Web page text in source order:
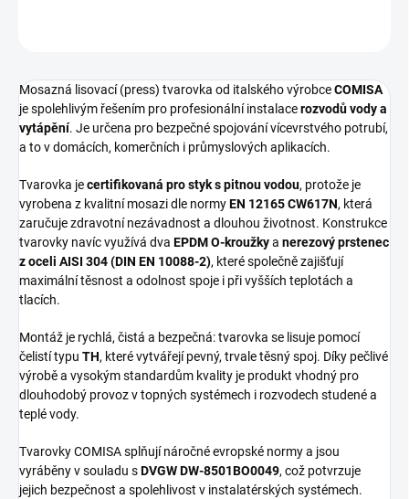
Mosazná lisovací (press) tvarovka od italského výrobceCOMISA
je spolehlivým řešením pro profesionální instalacerozvodů vody a
vytápění. Je určena pro bezpečné spojování vícevrstvého potrubí,
a to v domácích, komerčních i průmyslových aplikacích.
Tvarovka jecertifikovaná pro styk s pitnou vodou, protože je
vyrobena z kvalitní mosazi dle normyEN 12165 CW617N, která
zaručuje zdravotní nezávadnost a dlouhou životnost. Konstrukce
tvarovky navíc využívá dva EPDM O-kroužkya nerezový prstenec
z oceli AISI 304 (DIN EN 10088-2), které společně zajišťují
maximální těsnost a odolnost spoje i při vyšších teplotách a
tlacích.
Montáž je rychlá, čistá a bezpečná: tvarovka se lisuje pomocí
čelistí typu TH, které vytvářejí pevný, trvale těsný spoj. Díky pečlivé
výrobě a vysokým standardům kvality je produkt vhodný pro
dlouhodobý provoz v topných systémech i rozvodech studené a
teplé vody.
Tvarovky COMISA splňují náročné evropské normy a jsou
vyráběny v souladu sDVGW DW-8501BO0049, což potvrzuje
jejich bezpečnost a spolehlivost v instalatérských systémech.